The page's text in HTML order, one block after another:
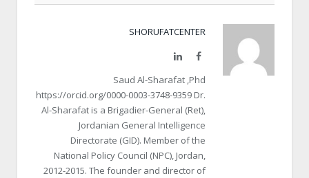
SHORUFATCENTER
Facebook
LinkedIn
Saud Al-Sharafat ,Phd
https://orcid.org/0000-0003-3748-9359 Dr.
Al-Sharafat is a Brigadier-General (Ret),
Jordanian General Intelligence
Directorate (GID). Member of the
National Policy Council (NPC), Jordan,
2012-2015. The founder and director of